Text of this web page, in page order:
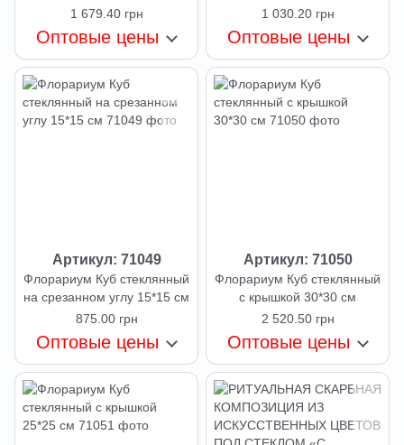
1 679.40 грн
Оптовые цены
1 030.20 грн
Оптовые цены
Артикул: 71049
Флорариум Куб стеклянный
на срезанном углу 15*15 см
875.00 грн
Оптовые цены
Артикул: 71050
Флорариум Куб стеклянный
с крышкой 30*30 см
2 520.50 грн
Оптовые цены